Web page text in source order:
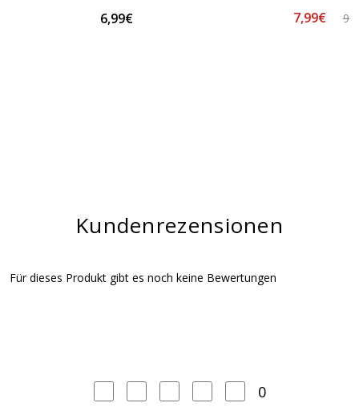
6,99€ 7,99€
Kundenrezensionen
Für dieses Produkt gibt es noch keine Bewertungen
0